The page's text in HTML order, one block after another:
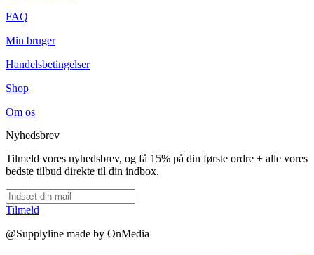
FAQ
Min bruger
Handelsbetingelser
Shop
Om os
Nyhedsbrev
Tilmeld vores nyhedsbrev, og få 15% på din første ordre + alle vores
bedste tilbud direkte til din indbox.
Tilmeld
@Supplyline made by OnMedia